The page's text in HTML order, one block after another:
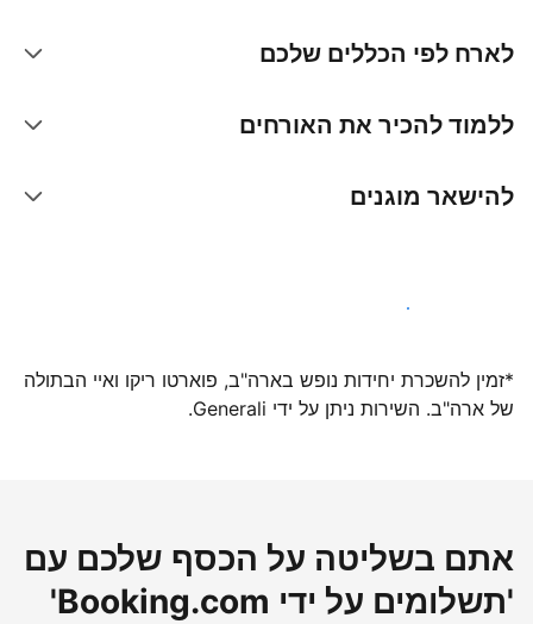
לארח לפי הכללים שלכם
ללמוד להכיר את האורחים
להישאר מוגנים
הצטרפו אלינו עוד היום
*זמין להשכרת יחידות נופש בארה"ב, פוארטו ריקו ואיי הבתולה
של ארה"ב. השירות ניתן על ידי Generali.
אתם בשליטה על הכסף שלכם עם
'תשלומים על ידי Booking.com'